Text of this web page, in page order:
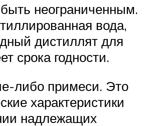
неограниченным.
вода,
дистиллят для
срока годности.
либо примеси. Это
характеристики
надлежащих